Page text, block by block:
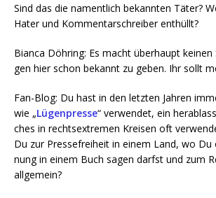
Sind das die nament­lich bekann­ten Täter?
Hater und Kom­men­tar­schrei­ber enthüllt?
Bian­ca Döh­ring: Es macht über­haupt
gen hier schon bekannt zu geben. Ihr sollt
Fan-Blog: Du hast in den letz­ten Jah­ren
wie „Lügen­pres­se“ ver­wen­det, ein
ches in rechts­extre­men Krei­sen oft
Du zur Pres­se­frei­heit in einem Land, wo
nung in einem Buch sagen darfst und zum
allgemein?